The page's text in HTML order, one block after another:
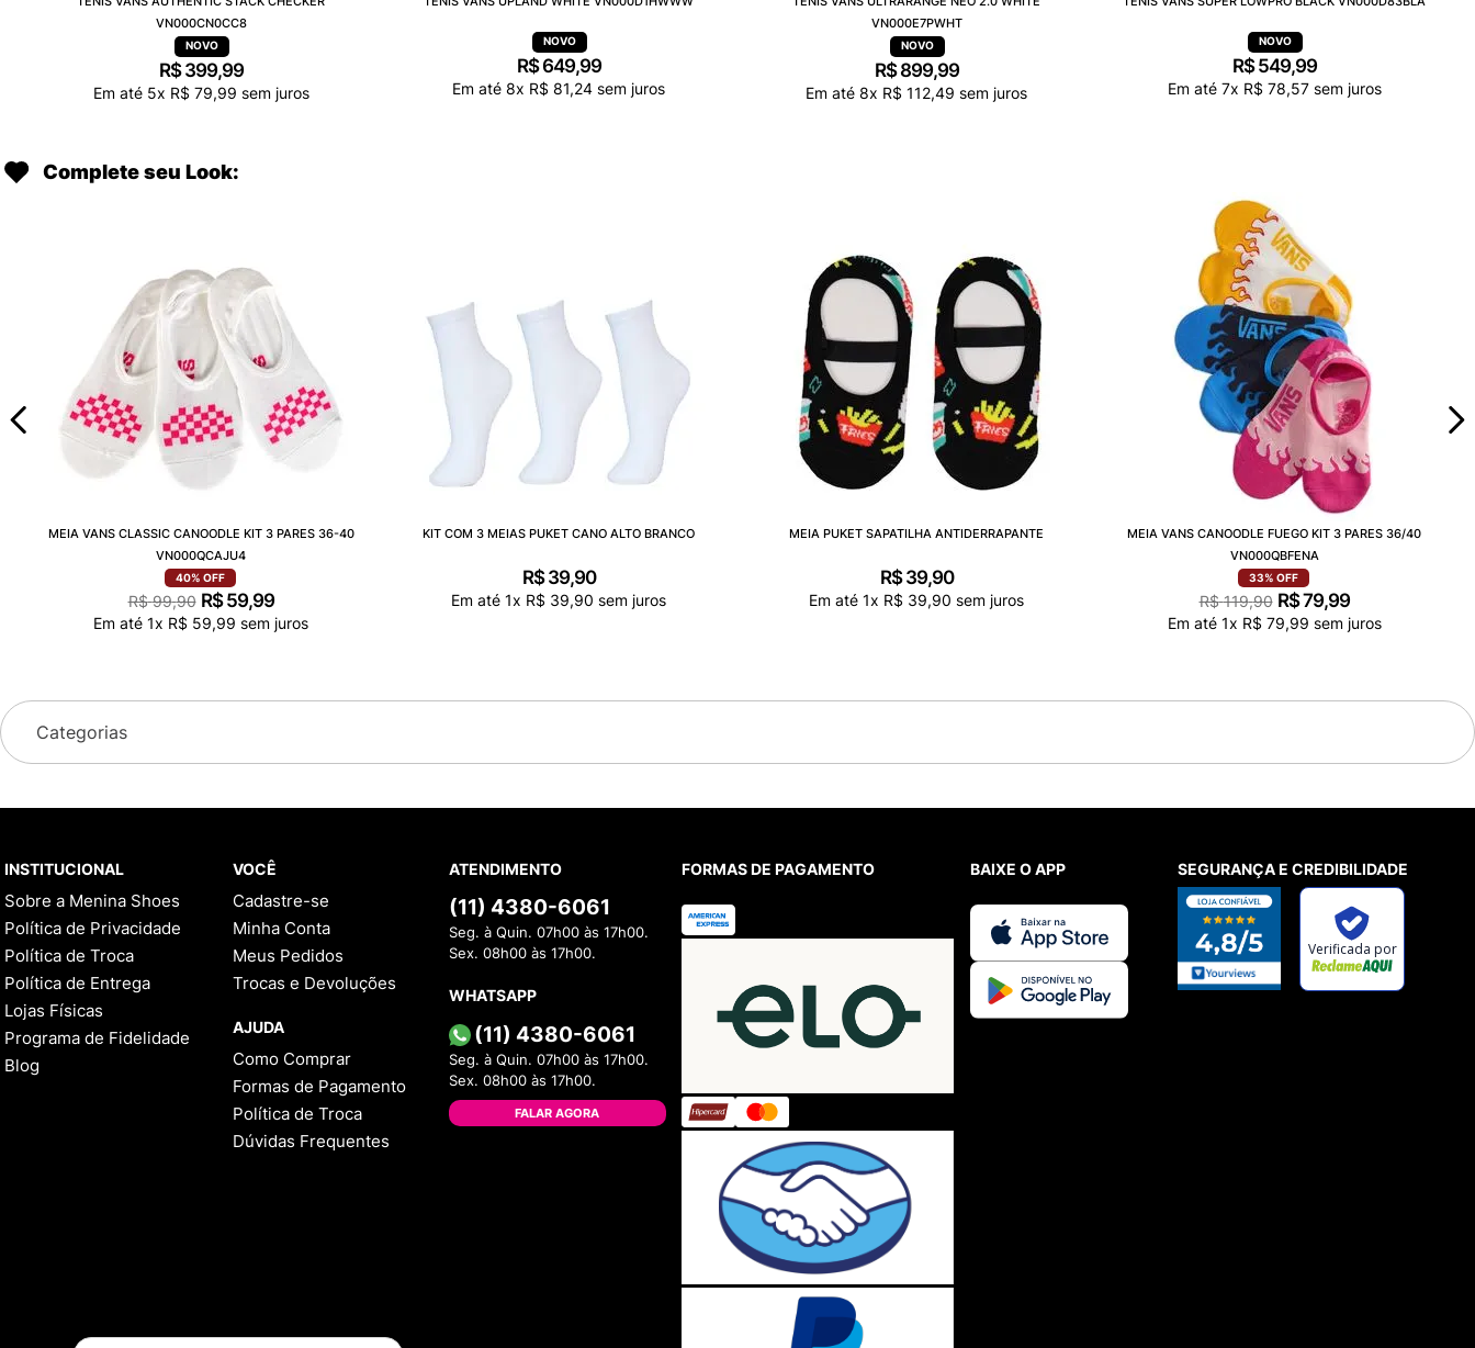
VN000CN0CC8
R$ 399,99
Em até 5x R$ 79,99 sem juros
R$ 649,99
Em até 8x R$ 81,24 sem juros
VN000E7PWHT
R$ 899,99
Em até 8x R$ 112,49 sem juros
R$ 549,99
Em até 7x R$ 78,57sem juros
Complete seu Look:
MEIA VANS CLASSIC CANOODLE KIT 3 PARES 36-40
VN000QCAJU4
40% OFF
R$ 99,90 R$ 59,99
Em até 1x R$ 59,99 sem juros
KIT COM 3 MEIAS PUKET CANO ALTO BRANCO
R$ 39,90
Em até 1x R$ 39,90 sem juros
MEIA PUKET SAPATILHA ANTIDERRAPANTE
R$ 39,90
Em até 1x R$ 39,90 sem juros
MEIA VANS CANOODLE FUEGO KIT 3 PARES 36/40
VN000QBFENA
33% OFF
R$ 119,90 R$79,99
Em até 1x R$ 79,99 sem juros
Categorias
INSTITUCIONAL
Sobre a Menina Shoes
Política de Privacidade
Política de Troca
Política de Entrega
Lojas Físicas
Programa de Fidelidade
Blog
VOCÊ
Cadastre-se
Minha Conta
Meus Pedidos
Trocas e Devoluções
AJUDA
Como Comprar
Formas de Pagamento
Política de Troca
Dúvidas Frequentes
ATENDIMENTO
(11) 4380-6061
Seg. à Quin. 07h00 às 17h00.
Sex. 08h00 às 17h00.
WHATSAPP
(11) 4380-6061
Seg. à Quin. 07h00 às 17h00.
Sex. 08h00 às 17h00.
FALAR AGORA
FORMAS DE PAGAMENTO BAIXE O APP SEGURANÇA E CREDIBILIDADE